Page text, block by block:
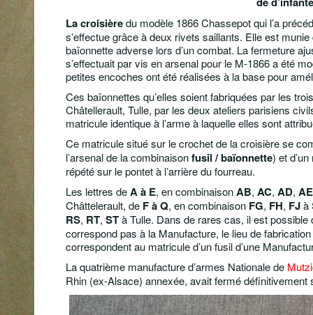
La croisièredu modèle 1866 Chassepot qui l’a
s’effectue grâce à deux rivets saillants. Elle est
baïonnette adverse lors d’un combat. La fermeture
s’effectuait par vis en arsenal pour le M-1866 a été
petites encoches ont été réalisées à la base pour
Ces baïonnettes qu’elles soient fabriquées par les
Châtellerault, Tulle, par les deux ateliers parisiens
matricule identique à l’arme à laquelle elles sont
Ce matricule situé sur le crochet de la croisière se
l’arsenal de la combinaisonfusil / baïonnette) et
répété sur le pontet à l’arrière du fourreau.
Les lettres deA à E, en combinaisonAB, AC, AD, AE
Châttelerault, de F à Q, en combinaison FG, FH, FJà
RS, RT, STà Tulle. Dans de rares cas, il est
correspond pas à la Manufacture, le lieu de
correspondent au matricule d’un fusil d’une
La quatrième manufacture d’armes Nationale de
Rhin (ex-Alsace) annexée, avait fermé